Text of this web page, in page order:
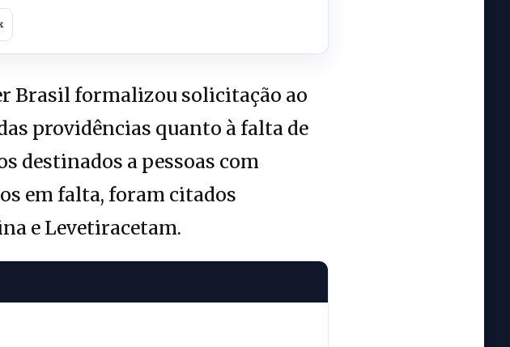
Brasil formalizou solicitação ao
providências quanto à falta de
destinados a pessoas com
em falta, foram citados
e Levetiracetam.